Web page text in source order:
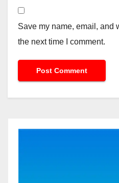
Save my name, email, and
the next time I comment.